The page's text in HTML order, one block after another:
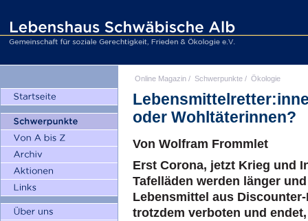
Online Magazin / Schwerpunkte / Ökologie
oder Wohltäterinnen?
Von Wolfram Frommlet
Erst Corona, jetzt Krieg und
Tafelläden werden länger
Lebensmittel aus
trotzdem verboten und